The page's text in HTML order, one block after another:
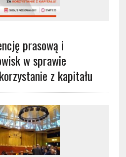
prasową i
w sprawie
z kapitału